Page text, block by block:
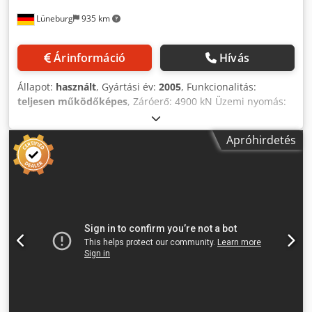
Lüneburg 935 km
Árinformáció Hívás
Állapot: használt, Gyártási év: 2005, Funkcionalitás:
teljesen működőképes, Záróerő: 4900 kN Üzemi nyomás:
206 bar Fűtőlap méretei: 700 x 700 mm Dugattyú átmérője:
558,8 mm Löket: 250 mm Tiszta magasság: 300 mm Max.
fűtőlapok súlya: 560 kg Olajtartály: 1100 L Névleges
teljesítmény: 82 kW Fűtőteljesítmény: 56 kW Szívómotor
teljesítménye: 4,0 kW Fénysorompó, távolság a
(monorail) felszerelt Gyártó: STAHL Építés éve: 2011
Teherbírás: 3 x 400 kg Darupálya hossza: kb. 3500 mm
Gördülő alváz Teherbírás: 400 kg Emelési magasság: 3 m
Apróhirdetés